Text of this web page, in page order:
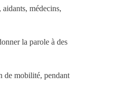
médecins,
la parole à des
de mobilité, pendant